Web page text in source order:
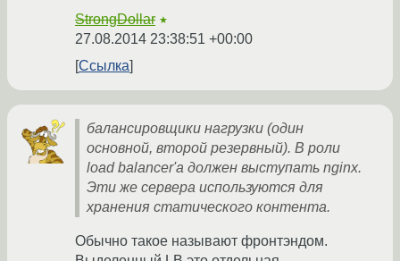
StrongDollar ★
27.08.2014 23:38:51 +00:00
Ссылка
балансировщики нагрузки (один
основной, второй резервный). В роли
load balancer'a должен выступать nginx.
Эти же сервера используются для
хранения статического контента.
Обычно такое называют фронтэндом.